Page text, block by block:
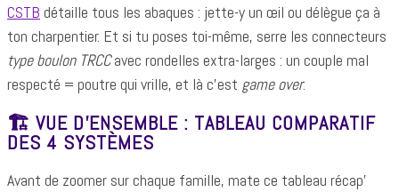
CSTB détaille tous les abaques : jette-y un œil ou délègue ça à
ton charpentier. Et si tu poses toi-même, serre les connecteurs
type boulon TRCCavec rondelles extra-larges : un couple mal
respecté = poutre qui vrille, et là c’est game over.
🏗️ VUE D’ENSEMBLE : TABLEAU COMPARATIF
DES 4 SYSTÈMES
Avant de zoomer sur chaque famille, mate ce tableau récap’